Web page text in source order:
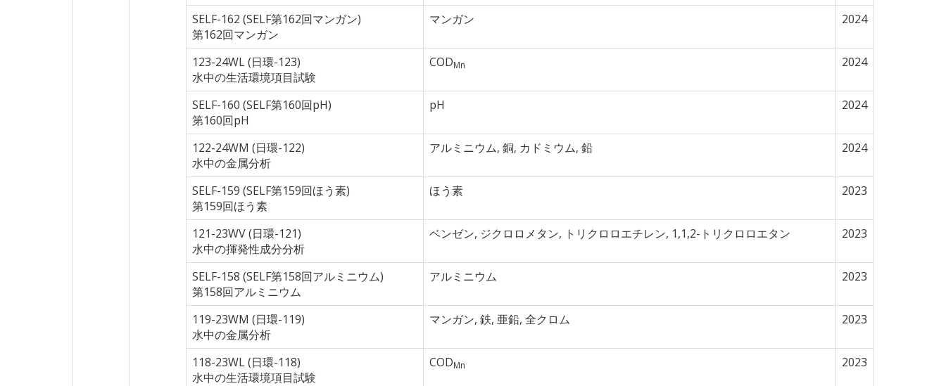
SELF-162 (SELF第162回マンガン)
第162回マンガン
マンガン 2024
123-24WL (日環-123)
水中の生活環境項目試験
CODMn 2024
SELF-160 (SELF第160回pH)
第160回pH
pH 2024
122-24WM (日環-122)
水中の金属分析
アルミニウム, 銅, カドミウム, 鉛 2024
SELF-159 (SELF第159回ほう素)
第159回ほう素
ほう素 2023
121-23WV (日環-121)
水中の揮発性成分分析
ベンゼン, ジクロロメタン, トリクロロエチレン, 1,1,2-トリクロロエタン 2023
SELF-158 (SELF第158回アルミニウム)
第158回アルミニウム
アルミニウム 2023
119-23WM (日環-119)
水中の金属分析
マンガン, 鉄, 亜鉛, 全クロム 2023
118-23WL (日環-118)
水中の生活環境項目試験
CODMn 2023